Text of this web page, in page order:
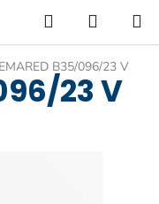
Hledat
KOŠÍK
B35/096/23 V
23 V